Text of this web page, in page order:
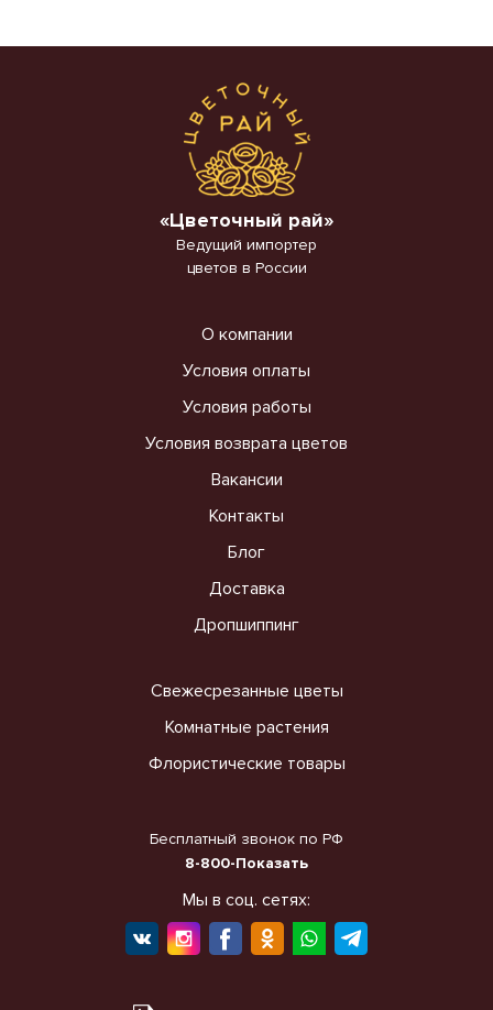
«Цветочный рай»
Ведущий импортер
цветов в России
О компании
Условия оплаты
Условия работы
Условия возврата цветов
Вакансии
Контакты
Блог
Доставка
Дропшиппинг
Свежесрезанные цветы
Комнатные растения
Флористические товары
Бесплатный звонок по РФ
8-800-Показать
Мы в соц. сетях: